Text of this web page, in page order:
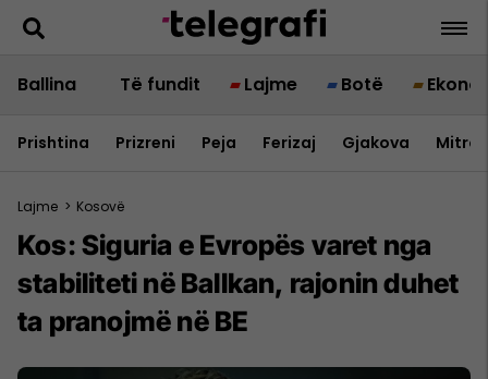
Ballina Të fundit Lajme Botë
Prishtina Prizreni Peja Ferizaj Gjakova
Lajme > Kosovë
Kos: Siguria e Evropës varet nga
stabiliteti në Ballkan, rajonin duhet
ta pranojmë në BE